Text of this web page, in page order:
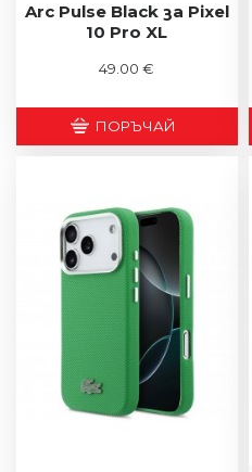
Arc Pulse Black за Pixel
10 Pro XL
49.00 €
ПОРЪЧАЙ